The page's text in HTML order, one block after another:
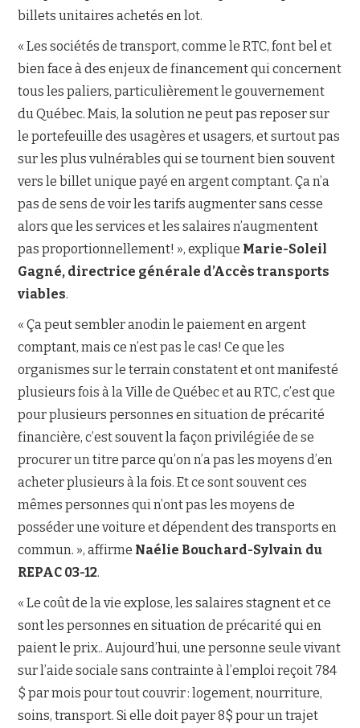
billets unitaires achetés en lot.
« Les sociétés de transport, comme le RTC, font bel et
bien face à des enjeux de financement qui concernent
tous les paliers, particulièrement le gouvernement
du Québec. Mais, la solution ne peut pas reposer sur
le portefeuille des usagères et usagers, et surtout pas
sur les plus vulnérables qui se tournent bien souvent
vers le billet unique payé en argent comptant. Ça n’a
pas de sens de voir les tarifs augmenter sans cesse
alors que les services et les salaires n’augmentent
pas proportionnellement! », explique Marie-Soleil
Gagné, directrice générale d’Accès transports
viables.
« Ça peut sembler anodin le paiement en argent
comptant, mais ce n’est pas le cas! Ce que les
organismes sur le terrain constatent et ont manifesté
plusieurs fois à la Ville de Québec et au RTC, c’est que
pour plusieurs personnes en situation de précarité
financière, c’est souvent la façon privilégiée de se
procurer un titre parce qu’on n’a pas les moyens d’en
acheter plusieurs à la fois. Et ce sont souvent ces
mêmes personnes qui n’ont pas les moyens de
posséder une voiture et dépendent des transports en
commun. », affirme Naélie Bouchard-Sylvain du
REPAC 03-12.
« Le coût de la vie explose, les salaires stagnent et ce
sont les personnes en situation de précarité qui en
paient le prix.. Aujourd’hui, une personne seule vivant
sur l’aide sociale sans contrainte à l’emploi reçoit 784
$ par mois pour tout couvrir : logement, nourriture,
soins, transport. Si elle doit payer 8$ pour un trajet